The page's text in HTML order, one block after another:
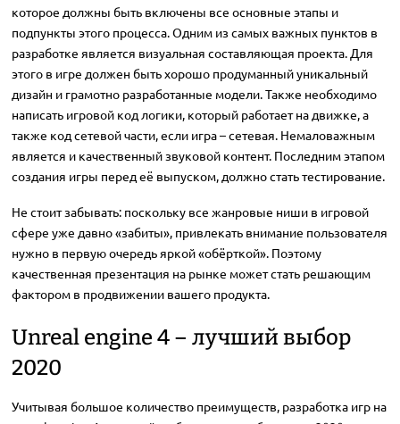
которое должны быть включены все основные этапы и
подпункты этого процесса. Одним из самых важных пунктов в
разработке является визуальная составляющая проекта. Для
этого в игре должен быть хорошо продуманный уникальный
дизайн и грамотно разработанные модели. Также необходимо
написать игровой код логики, который работает на движке, а
также код сетевой части, если игра – сетевая. Немаловажным
является и качественный звуковой контент. Последним этапом
создания игры перед её выпуском, должно стать тестирование.
Не стоит забывать: поскольку все жанровые ниши в игровой
сфере уже давно «забиты», привлекать внимание пользователя
нужно в первую очередь яркой «обёрткой». Поэтому
качественная презентация на рынке может стать решающим
фактором в продвижении вашего продукта.
Unreal engine 4 – лучший выбор
2020
Учитывая большое количество преимуществ, разработка игр на